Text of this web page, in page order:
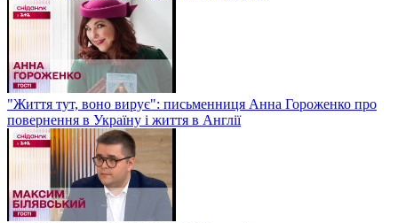
"Життя тут, воно вирує": письменниця Анна Гороженко про
повернення в Україну і життя в Англії